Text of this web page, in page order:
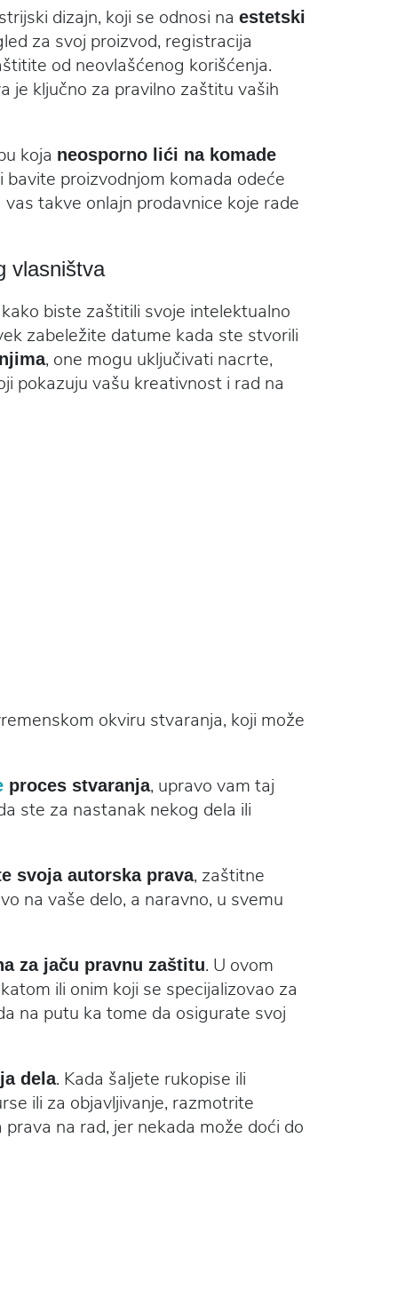
dizajn, koji se odnosi na estetski
za svoj proizvod, registracija
od neovlašćenog korišćenja.
je ključno za pravilno zaštitu vaših
koja neosporno lići na komade
bavite proizvodnjom komada odeće
takve onlajn prodavnice koje rade
vlasništva
biste zaštitili svoje intelektualno
zabeležite datume kada ste stvorili
, one mogu uključivati nacrte,
pokazuju vašu kreativnost i rad na
okviru stvaranja, koji može
proces stvaranja, upravo vam taj
ste za nastanak nekog dela ili
svoja autorska prava, zaštitne
na vaše delo, a naravno, u svemu
za jaču pravnu zaštitu. U ovom
ili onim koji se specijalizovao za
na putu ka tome da osigurate svoj
dela. Kada šaljete rukopise ili
ili za objavljivanje, razmotrite
na rad, jer nekada može doći do